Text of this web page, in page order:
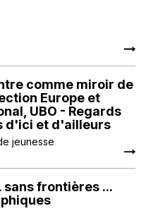
comme miroir de
Europe et
UBO - Regards
d'ici et d'ailleurs
jeunesse
sans frontières ...